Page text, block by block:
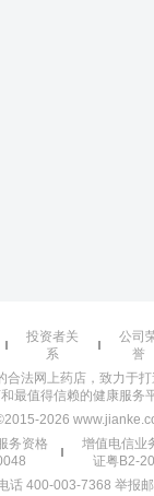
投资者关
系
公司
誉
合法网上药店，致力于
最值得信赖的健康服务
2026
务资格
增值电信业
证粤B2-
话 400-003-7368 举报